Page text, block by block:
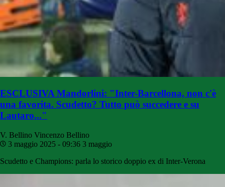
ESCLUSIVA Mandorlini: "Inter-Barcellona, non c'è
una favorita. Scudetto? Tutto può succedere e su
Lautaro..."
V. Bellino Vincenzo Bellino
3 maggio 2025 - 09:36 3 maggio
Scudetto e Champions: parla lo storico doppio ex di Inter-Verona